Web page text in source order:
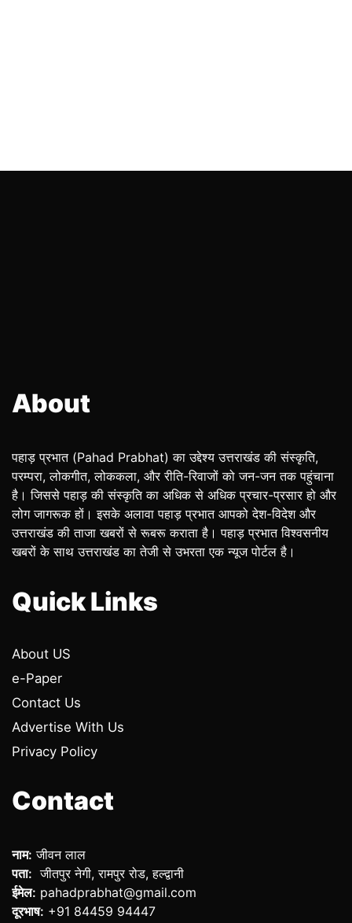
About
पहाड़ प्रभात (Pahad Prabhat) का उद्देश्य उत्तराखंड की संस्कृति,
परम्परा, लोकगीत, लोककला, और रीति-रिवाजों को जन-जन तक पहुंचाना
है। जिससे पहाड़ की संस्कृति का अधिक से अधिक प्रचार-प्रसार हो और
लोग जागरूक हों। इसके अलावा पहाड़ प्रभात आपको देश-विदेश और
उत्तराखंड की ताजा खबरों से रूबरू कराता है। पहाड़ प्रभात विश्वसनीय
खबरों के साथ उत्तराखंड का तेजी से उभरता एक न्यूज पोर्टल है।
Quick Links
About US
e-Paper
Contact Us
Advertise With Us
Privacy Policy
Contact
नाम: जीवन लाल
पता: जीतपुर नेगी, रामपुर रोड, हल्द्वानी
ईमेल: pahadprabhat@gmail.com
दूरभाष: +91 84459 94447